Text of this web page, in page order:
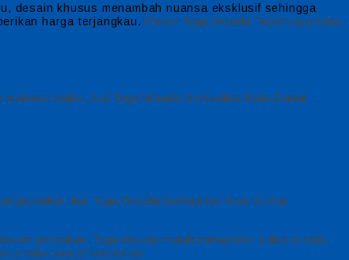
desain khusus menambah nuansa eksklusif sehingga
harga terjangkau. Pesan Toga Wisuda Terpercaya Kota
waktu. Jual Toga Wisuda Berkualitas Kota Dumai.
produksi. Jual Toga Wisuda Berkualitas Kota Dumai.
perbaikan. Toga wisuda murah merupakan solusi praktis
produk sesuai kebutuhan.